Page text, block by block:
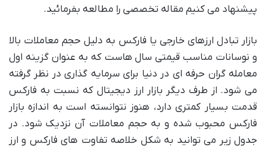
پیشنهاد می کنیم مقاله تخصصی را مطالعه بفرمائید.
بازار تبادل ارزهای خارجی یا فارکس به دلیل حجم معاملات بالا
و نوسانات مناسب قیمتی سال هاست که به عنوان گزینه اول
معامله گران حرفه ای در دنیا برای سرمایه گذاری در نظر گرفته
می شود. از طرف دیگر بازار ارز دیجیتال که نسبت به فارکس
قدمت بسیار کمتری دارد، هنوز نتوانسته است به اندازه بازار
فارکس محبوب شده و به حجم معاملات آن نزدیک شود. در
جدول زیر می توانید به شکل خلاصه تفاوت های فارکس و ارز